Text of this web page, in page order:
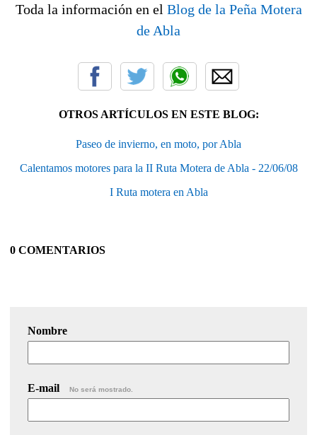
Toda la información en el Blog de la Peña Motera
de Abla
OTROS ARTÍCULOS EN ESTE BLOG:
Paseo de invierno, en moto, por Abla
Calentamos motores para la II Ruta Motera de Abla - 22/06/08
I Ruta motera en Abla
0 COMENTARIOS
Nombre
E-mail No será mostrado.